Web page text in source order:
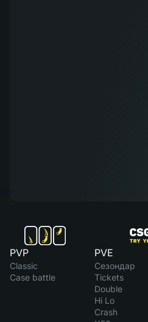
PVP
Classic
Case battle
PVE
Сезондар
Tickets
Double
Hi Lo
Crash